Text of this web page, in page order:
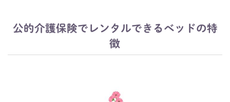
公的介護保険でレンタルできるベッドの特
徴